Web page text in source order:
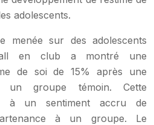
adolescents.
menée sur des adolescents
en club a montré une
de soi de 15% après une
un groupe témoin. Cette
à un sentiment accru de
à un groupe. Le